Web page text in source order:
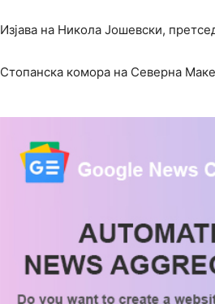
Изјава на Никола Јошевски,
Стопанска комора на Северна